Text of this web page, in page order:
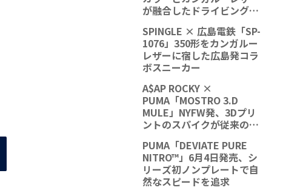
が融合したドライビングシ
SPINGLE × 広島電鉄「SP-
1076」350形をカンガルー
レザーに宿した広島発コラ
ボスニーカー
A$AP ROCKY ×
PUMA「MOSTRO 3.D
MULE」NYFW発、3Dプリ
ントのスパイクが従来の概
PUMA「DEVIATE PURE
NITRO™」6月4日発売、シ
リーズ初ノンプレートで自
然なスピードを追求